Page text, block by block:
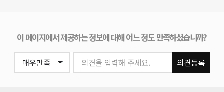
이 페이지에서 제공하는 정보에 대해 어느 정도 만족하셨습니까?
의견을 입력해 주세요. 의견등록